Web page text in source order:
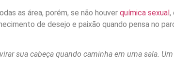
as área, porém, se não houver química sexual,
de desejo e paixão quando pensa no
sua cabeça quando caminha em uma sala.